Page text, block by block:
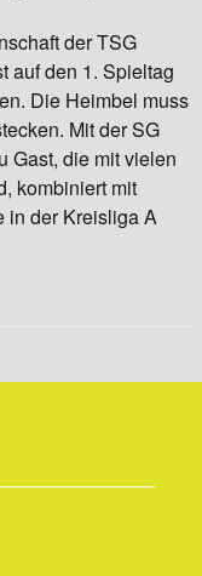
der TSG
auf den 1. Spieltag
Die Heimbel muss
Mit der SG
Gast, die mit vielen
kombiniert mit
in der Kreisliga A